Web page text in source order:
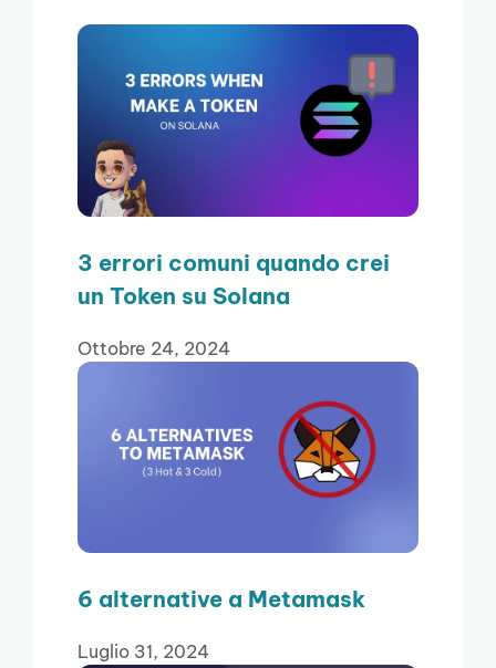
3 errori comuni quando crei
un Token su Solana
Ottobre 24, 2024
6 alternative a Metamask
Luglio 31, 2024